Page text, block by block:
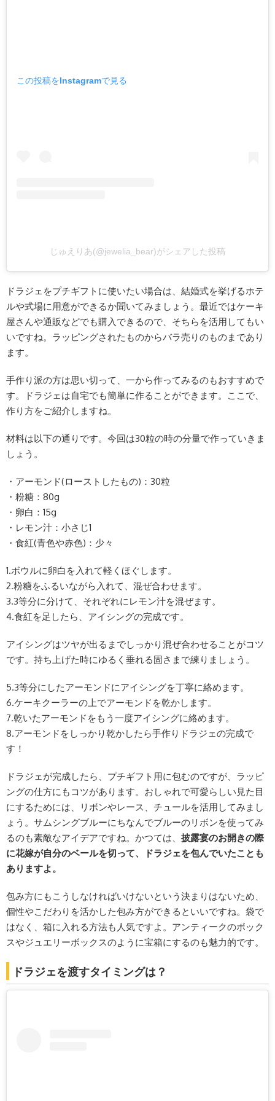
この投稿をInstagramで見る
じゅえりあ(@jewelia_bear)がシェアした投稿
ドラジェをプチギフトに使いたい場合は、結婚式を挙げるホテ
ルや式場に用意ができるか聞いてみましょう。最近ではケーキ
屋さんや通販などでも購入できるので、そちらを活用してもい
いですね。ラッピングされたものからバラ売りのものまであり
ます。
手作り派の方は思い切って、一から作ってみるのもおすすめで
す。ドラジェは自宅でも簡単に作ることができます。ここで、
作り方をご紹介しますね。
材料は以下の通りです。今回は30粒の時の分量で作っていきま
しょう。
・アーモンド(ローストしたもの)：30粒
・粉糖：80g
・卵白：15g
・レモン汁：小さじ1
・食紅(青色や赤色)：少々
1.ボウルに卵白を入れて軽くほぐします。
2.粉糖をふるいながら入れて、混ぜ合わせます。
3.3等分に分けて、それぞれにレモン汁を混ぜます。
4.食紅を足したら、アイシングの完成です。
アイシングはツヤが出るまでしっかり混ぜ合わせることがコツ
です。持ち上げた時にゆるく垂れる固さまで練りましょう。
5.3等分にしたアーモンドにアイシングを丁寧に絡めます。
6.ケーキクーラーの上でアーモンドを乾かします。
7.乾いたアーモンドをもう一度アイシングに絡めます。
8.アーモンドをしっかり乾かしたら手作りドラジェの完成で
す！
ドラジェが完成したら、プチギフト用に包むのですが、ラッピ
ングの仕方にもコツがあります。おしゃれで可愛らしい見た目
にするためには、リボンやレース、チュールを活用してみまし
ょう。サムシングブルーにちなんでブルーのリボンを使ってみ
るのも素敵なアイデアですね。かつては、 披露宴のお開きの際
に花嫁が自分のベールを切って、ドラジェを包んでいたことも
ありますよ。
包み方にもこうしなければいけないという決まりはないため、
個性やこだわりを活かした包み方ができるといいですね。袋で
はなく、箱に入れる方法も人気ですよ。アンティークのボック
スやジュエリーボックスのように宝箱にするのも魅力的です。
ドラジェを渡すタイミングは？